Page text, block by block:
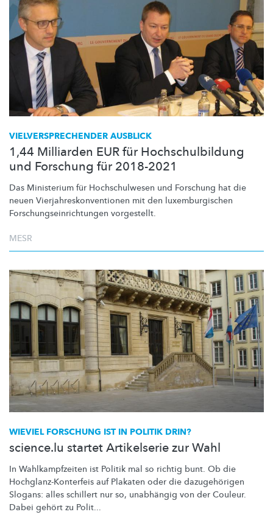
VIELVERSPRECHENDER AUSBLICK
1,44 Milliarden EUR für Hochschulbildung
und Forschung für 2018-2021
Das Ministerium für Hochschulwesen und Forschung hat die
neuen Vierjahreskonventionen mit den luxemburgischen
Forschungseinrichtungen vorgestellt.
MESR
WIEVIEL FORSCHUNG IST IN POLITIK DRIN?
science.lu startet Artikelserie zur Wahl
In Wahlkampfzeiten ist Politik mal so richtig bunt. Ob die
Hochglanz-Konterfeis auf Plakaten oder die dazugehörigen
Slogans: alles schillert nur so, unabhängig von der Couleur.
Dabei gehört zu Polit...